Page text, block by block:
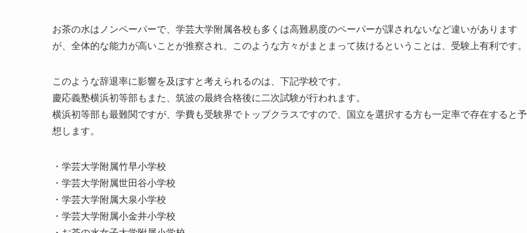
お茶の水はノンペーパーで、学芸大学附属各校も多くは高難易度のペーパーが課されないなど違いがあります
が、全体的な能力が高いことが推察され、このような方々がまとまって抜けるということは、受験上有利です。
このような辞退率に影響を及ぼすと考えられるのは、下記学校です。
慶応義塾横浜初等部もまた、筑波の最終合格後に二次試験が行われます。
横浜初等部も最難関ですが、学費も受験界でトップクラスですので、国立を選択する方も一定率で存在すると予
想します。
・学芸大学附属竹早小学校
・学芸大学附属世田谷小学校
・学芸大学附属大泉小学校
・学芸大学附属小金井小学校